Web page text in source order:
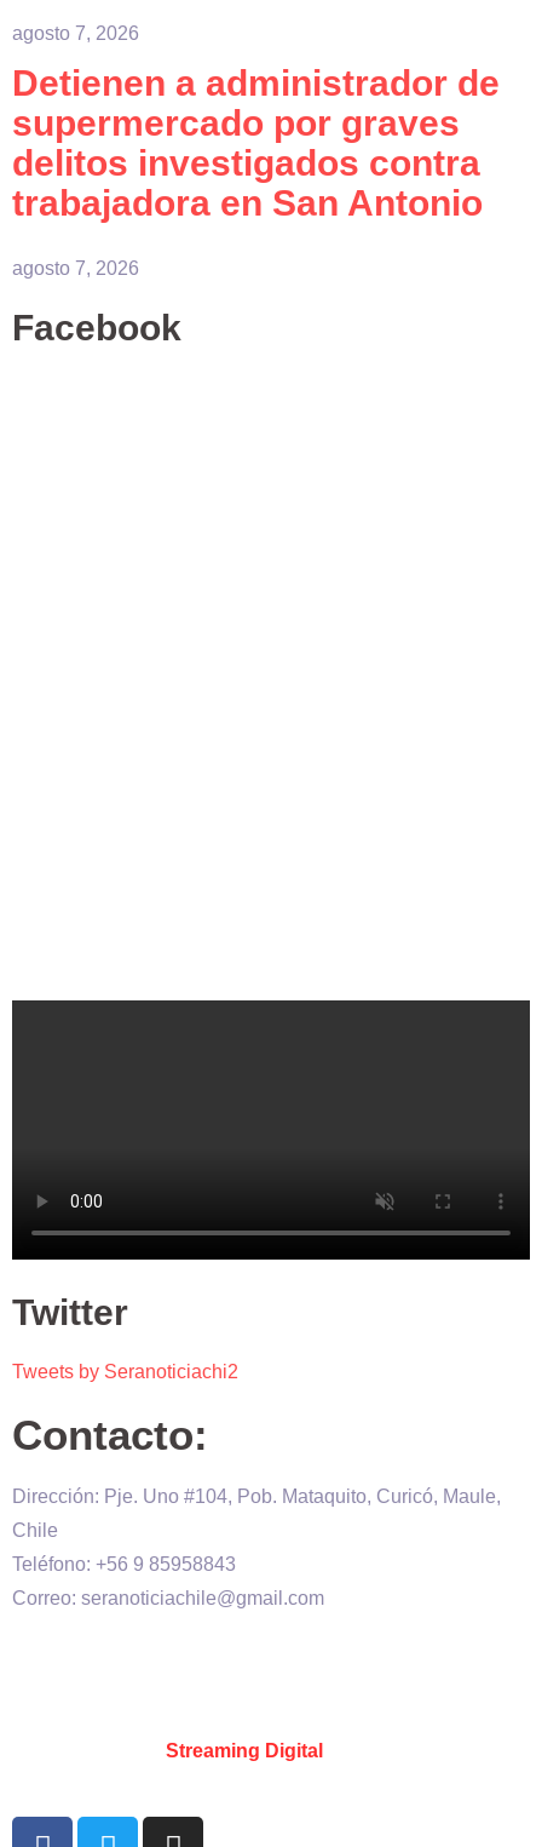
agosto 7, 2026
Detienen a administrador de
supermercado por graves
delitos investigados contra
trabajadora en San Antonio
agosto 7, 2026
Facebook
Twitter
Tweets by Seranoticiachi2
Contacto:
Dirección: Pje. Uno #104, Pob. Mataquito, Curicó, Maule,
Chile
Teléfono: +56 9 85958843
Correo: seranoticiachile@gmail.com
Streaming Digital